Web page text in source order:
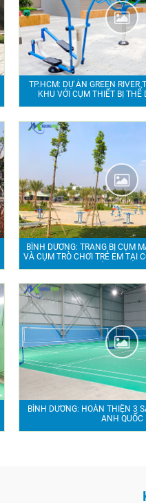
TP.HCM: DỰ ÁN GREEN RIVER
KHU VỚI CỤM THIẾT BỊ THỂ
BÌNH DƯƠNG: TRANG BỊ CỤM
VÀ CỤM TRÒ CHƠI TRẺ EM TẠI
BÌNH DƯƠNG: HOÀN THIỆN 3
ANH QUỐC